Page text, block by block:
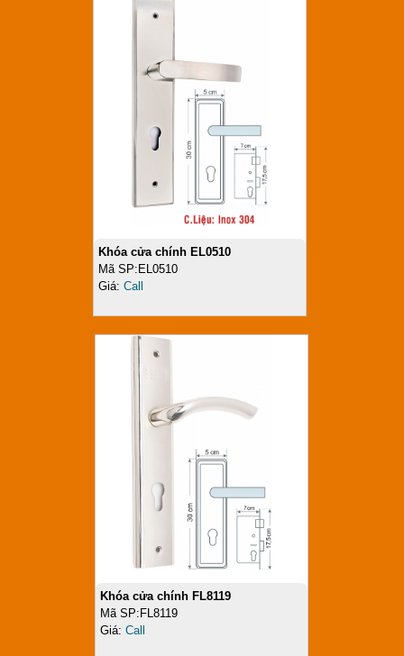
Khóa cửa chính EL0510
Mã SP:EL0510
Giá: Call
Khóa cửa chính FL8119
Mã SP:FL8119
Giá:Call